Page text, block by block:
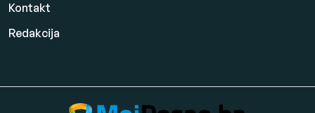
Kontakt
Redakcija